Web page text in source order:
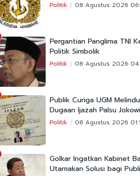
Politik 08 Agustus 2026
Pergantian Panglima TNI
Politik Simbolik
Politik 08 Agustus 2026
Publik Curiga UGM
Dugaan Ijazah Palsu Jokowi
Politik 08 Agustus 2026
Golkar Ingatkan Kabinet
Utamakan Solusi bagi